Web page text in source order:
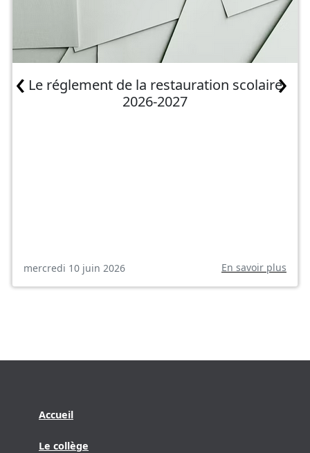
Le réglement de la restauration scolaire
2026-2027
mercredi 10 juin 2026 En savoir plus
‹ ›
Accueil
Le collège